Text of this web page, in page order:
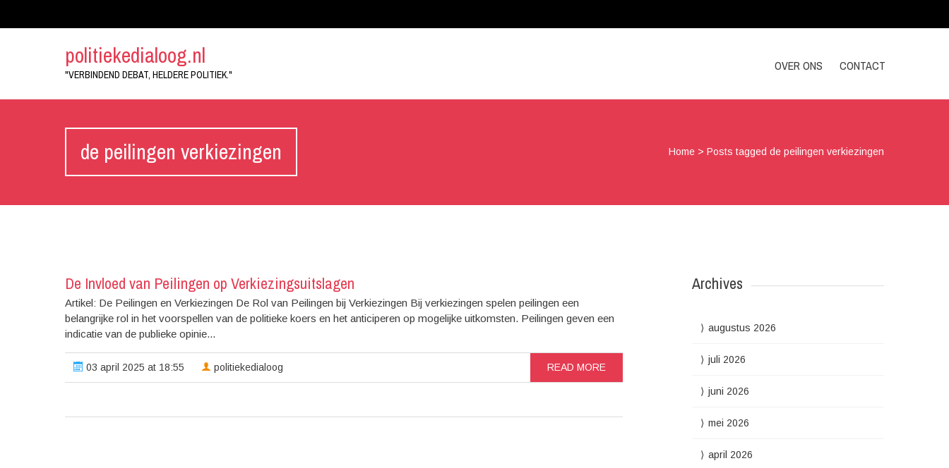
politiekedialoog.nl
"VERBINDEND DEBAT, HELDERE POLITIEK."
OVER ONS CONTACT
de peilingen verkiezingen Home >Posts tagged de peilingen verkiezingen
De Invloed van Peilingen op Verkiezingsuitslagen
Artikel: De Peilingen en Verkiezingen De Rol van Peilingen bij Verkiezingen Bij verkiezingen spelen peilingen een
belangrijke rol in het voorspellen van de politieke koers en het anticiperen op mogelijke uitkomsten. Peilingen geven een
indicatie van de publieke opinie...
03 april 2025 at 18:55 politiekedialoog READ MORE
Archives
augustus 2026
juli 2026
juni 2026
mei 2026
april 2026